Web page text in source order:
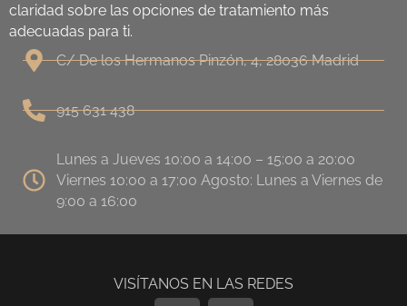
claridad sobre las opciones de tratamiento más
adecuadas para ti.
C/ De los Hermanos Pinzón, 4, 28036 Madrid
915 631 438
Lunes a Jueves 10:00 a 14:00 – 15:00 a 20:00
Viernes 10:00 a 17:00 Agosto: Lunes a Viernes de
9:00 a 16:00
VISÍTANOS EN LAS REDES